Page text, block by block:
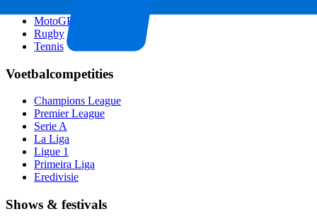
MotoGP
Rugby
Tennis
Voetbalcompetities
Champions League
Premier League
Serie A
La Liga
Ligue 1
Primeira Liga
Eredivisie
Shows & festivals